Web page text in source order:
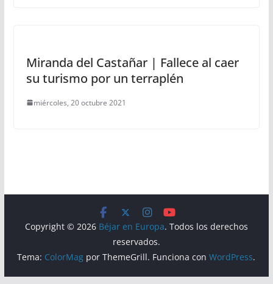
Miranda del Castañar | Fallece al caer
su turismo por un terraplén
miércoles, 20 octubre 2021
Copyright © 2026 Béjar en Europa. Todos los derechos
reservados.
Tema: ColorMag por ThemeGrill. Funciona conWordPress.